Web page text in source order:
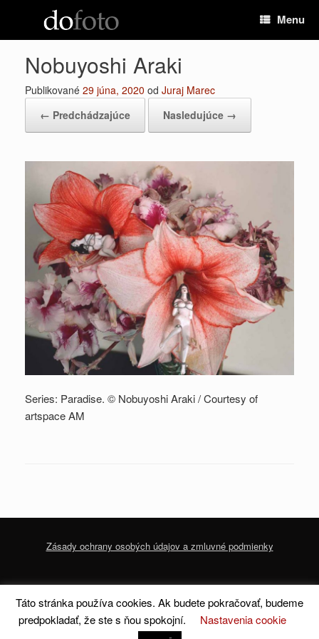
Menu
Nobuyoshi Araki
Publikované 29 júna, 2020 od Juraj Marec
← Predchádzajúce
Nasledujúce →
Series: Paradise. © Nobuyoshi Araki / Courtesy of
artspace AM
Zásady ochrany osobých údajov a zmluvné podmienky
podmienky
Theme
Táto stránka používa cookies. Ak budete pokračovať, budeme
predpokladať, že ste s ňou spokojní.
Nastavenia cookie